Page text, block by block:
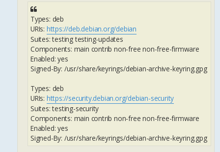
Types: deb
URIs: https://deb.debian.org/debian
Suites: testing testing-updates
Components: main contrib non-free non-free-firmware
Enabled: yes
Signed-By: /usr/share/keyrings/debian-archive-keyring.gpg
Types: deb
URIs: https://security.debian.org/debian-security
Suites: testing-security
Components: main contrib non-free non-free-firmware
Enabled: yes
Signed-By: /usr/share/keyrings/debian-archive-keyring.gpg